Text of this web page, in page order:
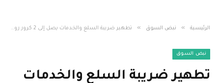
الرئيسية » نبض السوق » تطهير ضريبة السلع والخدمات يصل إلى 2 كرور روبية كرور روبية بفضل الزخم الاقتصادي القوي وتحقيق الضرائب بكفاءة: Sitharaman
نبض السوق
تطهير ضريبة السلع والخدمات